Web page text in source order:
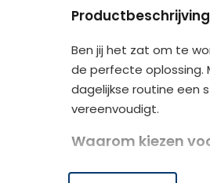
Productbeschrijving
Ben jij het zat om te
de perfecte oplossing.
dagelijkse routine een
vereenvoudigt.
Waarom kiezen
Contactloos